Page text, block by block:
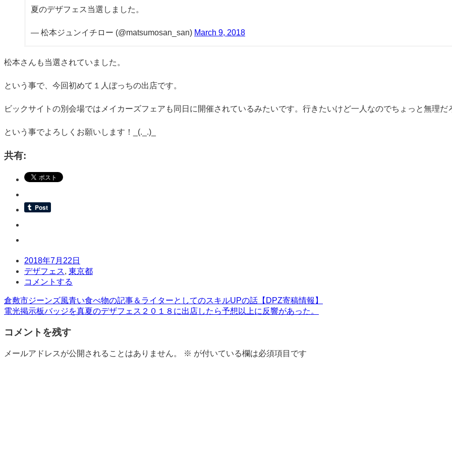
夏のデザフェス当選しました。
— 松本ジュンイチロー (@matsumosan_san) March 9, 2018
松本さんも当選されていました。
という事で、今回初めて１人ぼっちの出店です。
ビックサイトの別会場ではメイカーズフェアも同日に開催されているみたいです。行きたいけど一人なのでちょっと無理だ
という事でよろしくお願いします！_(._.)_
共有:
日
時
2018年7月22日
タ
グ
デザフェス, 東京都
コ
ン
ト
コメントする
投
稿
ナ
ビ
倉敷市ジーンズ風青い食べ物の記事＆ライターとしてのスキルUPの話【DPZ寄稿情報】
電光掲示板バッジを真夏のデザフェス２０１８に出店したら予想以上に反響があった。
コメントを残す
メールアドレスが公開されることはありません。 ※ が付いている欄は必須項目です